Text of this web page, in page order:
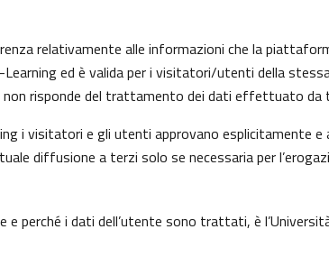
relativamente alle informazioni che la
ed è valida per i visitatori/utenti della
non risponde del trattamento dei dati effettuato da
i visitatori e gli utenti approvano esplicitamente
diffusione a terzi solo se necessaria per
perché i dati dell’utente sono trattati, è